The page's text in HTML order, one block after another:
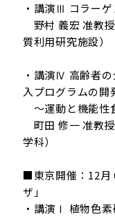
・講演Ⅲ コラー
野村 義宏 准教
質利用研究施設）
・講演Ⅳ 高齢者
入プログラムの開
～運動と機能性
町田 修一 准教
学科）
■東京開催：12月
ザ」
・講演Ⅰ 植物色素